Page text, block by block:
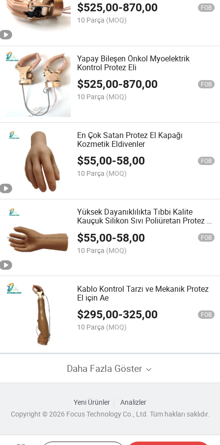
$525,00-870,00 FOB
10 Parça (MOQ)
Yapay Bileşen Önkol Myoelektrik
Kontrol Protez Eli
$525,00-870,00 FOB
10 Parça (MOQ)
En Çok Satan Protez El Kapağı
Kozmetik Eldivenler
$55,00-58,00 FOB
10 Parça (MOQ)
Yüksek Dayanıklılıkta Tıbbi Kalite
Kauçuk Silikon Sıvı Poliüretan Protez El
$55,00-58,00 FOB
10 Parça (MOQ)
Kablo Kontrol Tarzı ve Mekanik Protez
El için Ae
$295,00-325,00 FOB
10 Parça (MOQ)
Daha Fazla Göster
Yeni Ürünler
Analizler
Copyright © 2026 Focus Technology Co., Ltd. Tüm hakları saklıdır.